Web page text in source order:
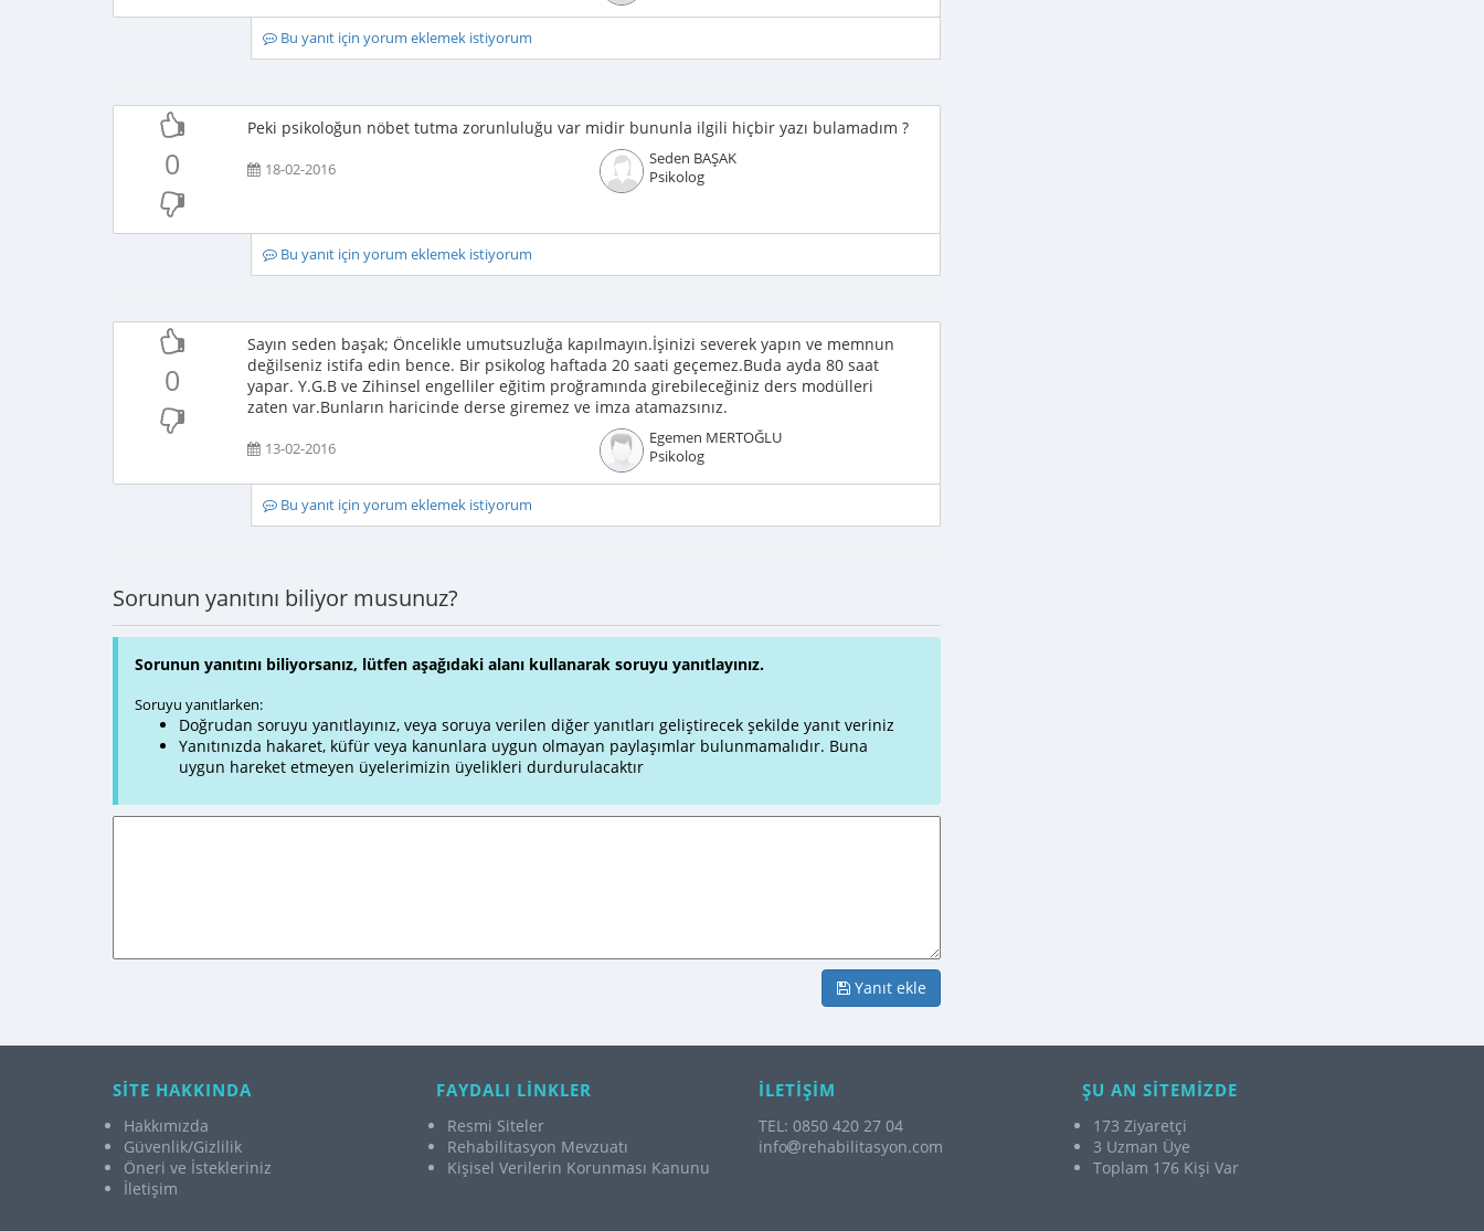
Bu yanıt için yorum eklemek istiyorum
0
Peki psikoloğun nöbet tutma zorunluluğu var midir bununla ilgili hiçbir yazı bulamadım ?
18-02-2016
Seden BAŞAK
Psikolog
Bu yanıt için yorum eklemek istiyorum
0
Sayın seden başak; Öncelikle umutsuzluğa kapılmayın.İşinizi severek yapın ve memnun
değilseniz istifa edin bence. Bir psikolog haftada 20 saati geçemez.Buda ayda 80 saat
yapar. Y.G.B ve Zihinsel engelliler eğitim proğramında girebileceğiniz ders modülleri
zaten var.Bunların haricinde derse giremez ve imza atamazsınız.
13-02-2016
Egemen MERTOĞLU
Psikolog
Bu yanıt için yorum eklemek istiyorum
Sorunun yanıtını biliyor musunuz?
Sorunun yanıtını biliyorsanız, lütfen aşağıdaki alanı kullanarak soruyu yanıtlayınız.
Soruyu yanıtlarken:
Doğrudan soruyu yanıtlayınız, veya soruya verilen diğer yanıtları geliştirecek şekilde yanıt veriniz
Yanıtınızda hakaret, küfür veya kanunlara uygun olmayan paylaşımlar bulunmamalıdır. Buna
uygun hareket etmeyen üyelerimizin üyelikleri durdurulacaktır
Yanıt ekle
SİTE HAKKINDA
Hakkımızda
Güvenlik/Gizlilik
Öneri ve İstekleriniz
İletişim
FAYDALI LİNKLER
Resmi Siteler
Rehabilitasyon Mevzuatı
Kişisel Verilerin Korunması Kanunu
İLETİŞİM
TEL: 0850 420 27 04
info
rehabilitasyon.com
ŞU AN SİTEMİZDE
173 Ziyaretçi
3 Uzman Üye
Toplam 176 Kişi Var